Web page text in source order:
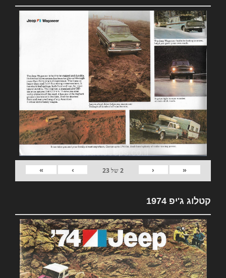
«
‹
2של23
›
»
קטלוג ג'יפ 1974